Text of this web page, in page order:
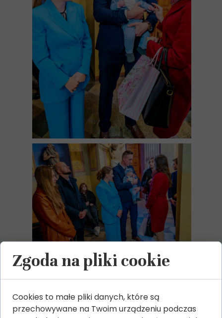
Zgoda na pliki cookie
Cookies to małe pliki danych, które są
przechowywane na Twoim urządzeniu podczas